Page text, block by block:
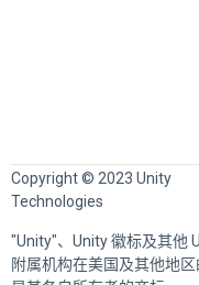
Copyright © 2023 Unity
Technologies
"Unity"、Unity 徽标及其他
附属机构在美国及其他地